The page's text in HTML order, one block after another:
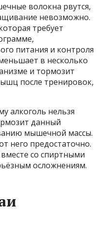
волокна рвутся,
невозможно.
требует
питания и контроля
в несколько
и тормозит
после тренировок,
алкоголь нельзя
данный
мышечной массы.
него предостаточно.
со спиртными
осложнениям.